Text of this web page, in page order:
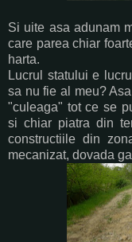
Si uite asa adunam
care parea chiar
harta.
Lucrul statului e
sa nu fie al meu?
"culeaga" tot ce se
si chiar piatra din
constructiile din
mecanizat, dovada